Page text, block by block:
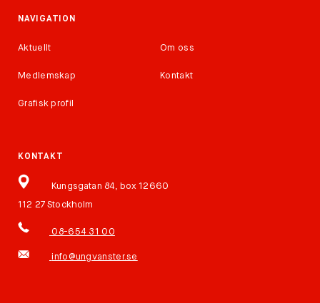
NAVIGATION
Aktuellt Om oss
Medlemskap Kontakt
Grafisk profil
KONTAKT
Kungsgatan 84, box 12660
112 27 Stockholm
08-654 31 00
info@ungvanster.se